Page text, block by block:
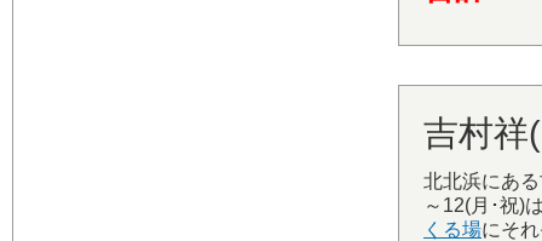
吉村祥
北北浜にあ
～12(月･祝)
くる場にそ